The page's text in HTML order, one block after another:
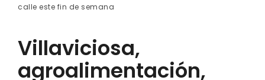
calle este fin de semana
Villaviciosa,
agroalimentación,